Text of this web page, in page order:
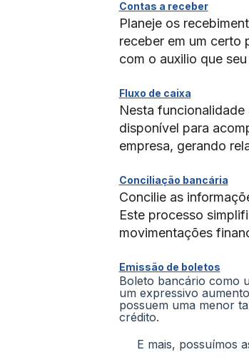
Contas a receber
Planeje os
receber em um certo
com o auxilio que
Fluxo de caixa
Nesta
disponível para
empresa, gerando
Conciliação bancária
Concilie as
Este processo
movimentações
Emissão de boletos
Boleto bancário como
um expressivo
possuem uma menor
crédito.
E mais, possuímos